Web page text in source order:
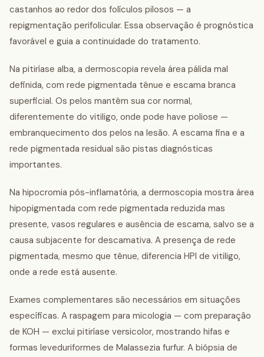
castanhos ao redor dos folículos pilosos — a
repigmentação perifolicular. Essa observação é prognóstica
favorável e guia a continuidade do tratamento.
Na pitiríase alba, a dermoscopia revela área pálida mal
definida, com rede pigmentada tênue e escama branca
superficial. Os pelos mantêm sua cor normal,
diferentemente do vitiligo, onde pode have poliose —
embranquecimento dos pelos na lesão. A escama fina e a
rede pigmentada residual são pistas diagnósticas
importantes.
Na hipocromia pós-inflamatória, a dermoscopia mostra área
hipopigmentada com rede pigmentada reduzida mas
presente, vasos regulares e ausência de escama, salvo se a
causa subjacente for descamativa. A presença de rede
pigmentada, mesmo que tênue, diferencia HPI de vitiligo,
onde a rede está ausente.
Exames complementares são necessários em situações
específicas. A raspagem para micologia — com preparação
de KOH — exclui pitiríase versicolor, mostrando hifas e
formas leveduriformes de Malassezia furfur. A biópsia de